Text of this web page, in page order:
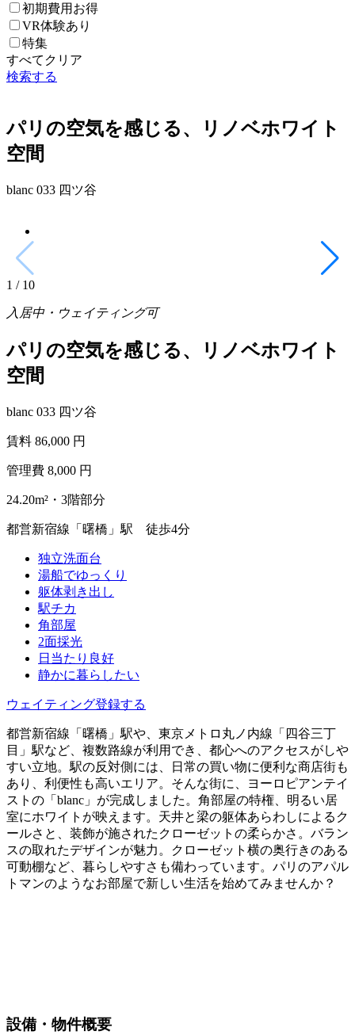
初期費用お得
VR体験あり
特集
すべてクリア
検索する
パリの空気を感じる、リノベホワイト
空間
blanc 033 四ツ谷
1 / 10
入居中・ウェイティング可
パリの空気を感じる、リノベホワイト
空間
blanc 033 四ツ谷
賃料 86,000 円
管理費 8,000 円
24.20m²・3階部分
都営新宿線「曙橋」駅 徒歩4分
独立洗面台
湯船でゆっくり
躯体剥き出し
駅チカ
角部屋
2面採光
日当たり良好
静かに暮らしたい
ウェイティング登録する
都営新宿線「曙橋」駅や、東京メトロ丸ノ内線「四谷三丁
目」駅など、複数路線が利用でき、都心へのアクセスがしや
すい立地。駅の反対側には、日常の買い物に便利な商店街も
あり、利便性も高いエリア。そんな街に、ヨーロピアンテイ
ストの「blanc」が完成しました。角部屋の特権、明るい居
室にホワイトが映えます。天井と梁の躯体あらわしによるク
ールさと、装飾が施されたクローゼットの柔らかさ。バラン
スの取れたデザインが魅力。クローゼット横の奥行きのある
可動棚など、暮らしやすさも備わっています。パリのアパル
トマンのようなお部屋で新しい生活を始めてみませんか？
設備・物件概要